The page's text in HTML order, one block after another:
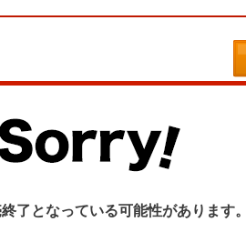
了となっている可能性があります。